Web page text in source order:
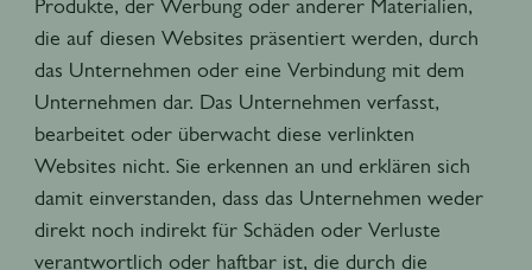
Produkte, der Werbung oder anderer Materialien,
die auf diesen Websites präsentiert werden, durch
das Unternehmen oder eine Verbindung mit dem
Unternehmen dar. Das Unternehmen verfasst,
bearbeitet oder überwacht diese verlinkten
Websites nicht. Sie erkennen an und erklären sich
damit einverstanden, dass das Unternehmen weder
direkt noch indirekt für Schäden oder Verluste
verantwortlich oder haftbar ist, die durch die